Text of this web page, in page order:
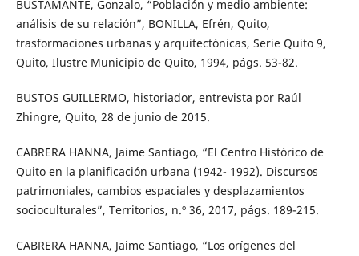
BUSTAMANTE, Gonzalo, “Población y medio ambiente:
análisis de su relación”, BONILLA, Efrén, Quito,
trasformaciones urbanas y arquitectónicas, Serie Quito 9,
Quito, Ilustre Municipio de Quito, 1994, págs. 53-82.
BUSTOS GUILLERMO, historiador, entrevista por Raúl
Zhingre, Quito, 28 de junio de 2015.
CABRERA HANNA, Jaime Santiago, “El Centro Histórico de
Quito en la planificación urbana (1942- 1992). Discursos
patrimoniales, cambios espaciales y desplazamientos
socioculturales”, Territorios, n.º 36, 2017, págs. 189-215.
CABRERA HANNA, Jaime Santiago, “Los orígenes del